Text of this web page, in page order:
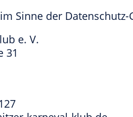
Sinne der
e. V.
31